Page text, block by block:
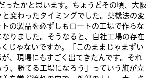
たかと思います。ちょうどその頃、大阪
変わったタイミングでした。薬機法の変
の製品を必ずしもロートの工場で作らな
なりました。そうなると、自社工場の存在
じゃないですか。「このままじゃまずい
、現場にもすごく出てきたんです。それ
、勝てる工場になろう」っていう旗が立